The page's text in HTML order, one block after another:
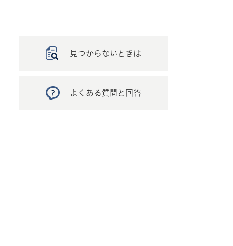
見つからないときは
よくある質問と回答